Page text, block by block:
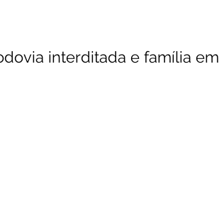
interditada e família em